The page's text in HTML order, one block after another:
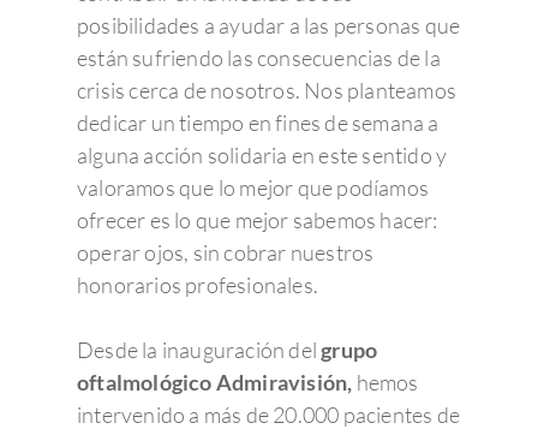
posibilidades a ayudar a las personas que
están sufriendo las consecuencias de la
crisis cerca de nosotros. Nos planteamos
dedicar un tiempo en fines de semana a
alguna acción solidaria en este sentido y
valoramos que lo mejor que podíamos
ofrecer es lo que mejor sabemos hacer:
operar ojos, sin cobrar nuestros
honorarios profesionales.
Desde la inauguración delgrupo
oftalmológico Admiravisión, hemos
intervenido a más de 20.000 pacientes de